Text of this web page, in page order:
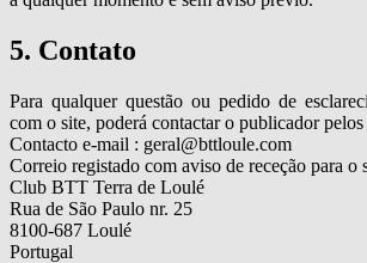
5. Contato
Para qualquer questão ou pedido de
com o site, poderá contactar o publicador pelos
Contacto e-mail : geral@bttloule.com
Correio registado com aviso de receção para o
Club BTT Terra de Loulé
Rua de São Paulo nr. 25
8100-687 Loulé
Portugal